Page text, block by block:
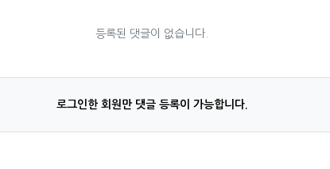
등록된 댓글이 없습니다.
로그인한 회원만 댓글 등록이 가능합니다.